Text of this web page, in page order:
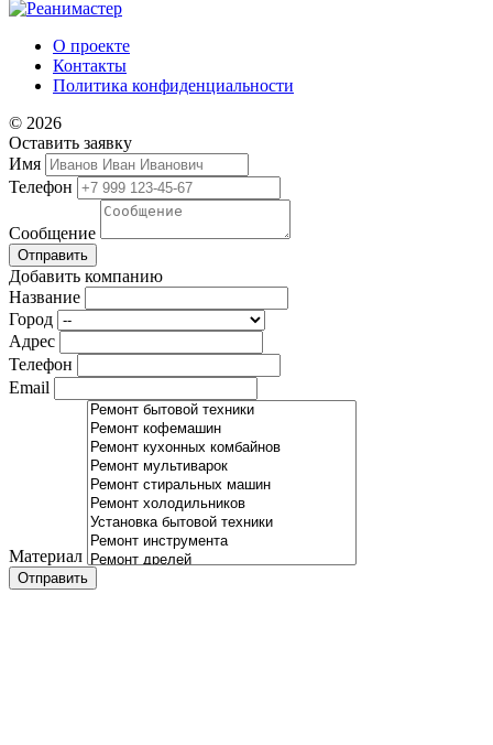
О проекте
Контакты
Политика конфиденциальности
© 2026
Оставить заявку
Имя
Телефон
Сообщение
Отправить
Добавить компанию
Название
Город
Адрес
Телефон
Email
Материал
Отправить